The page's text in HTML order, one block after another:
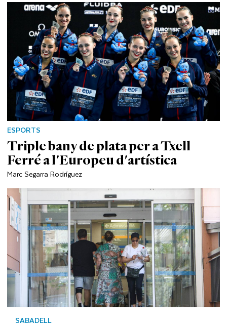
ESPORTS
Triple bany de plata per a Txell
Ferré a l'Europeu d'artística
Marc Segarra Rodríguez
SABADELL